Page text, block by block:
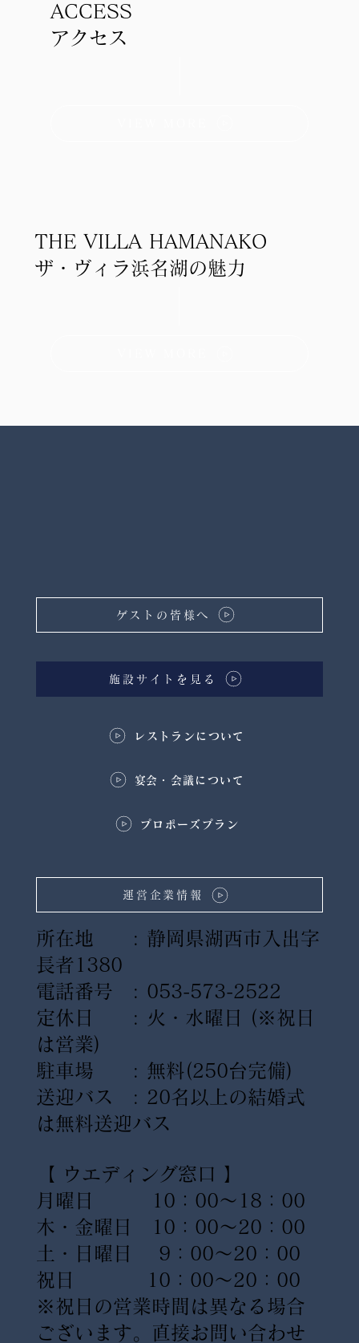
ACCESS
アクセス
THE VILLA HAMANAKO
ザ・ヴィラ浜名湖の魅力
所在地 : 静岡県湖西市入出字
長者1380
電話番号 : 053-573-2522
定休日 : 火・水曜日
(※祝日
は営業)
駐車場 : 無料(250台完備)
送迎バス : 20名以上の結婚式
は無料送迎バス
【 ウエディング窓口 】
月曜日 10：00〜18：00
木・金曜日 10：00〜20：00
土・日曜日 9：00〜20：00
祝日 10：00〜20：00
※祝日の営業時間は異なる場合
ございます。直接お問い合わせ
施設サイトを見る
ゲストの皆様へ
運営企業情報
​宴会・会議について
プロポーズプラン
レストランについて